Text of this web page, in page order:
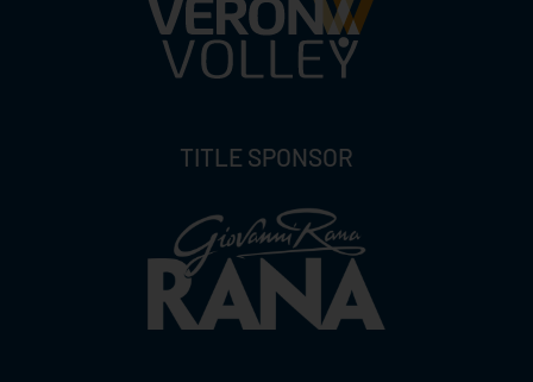
TITLE SPONSOR